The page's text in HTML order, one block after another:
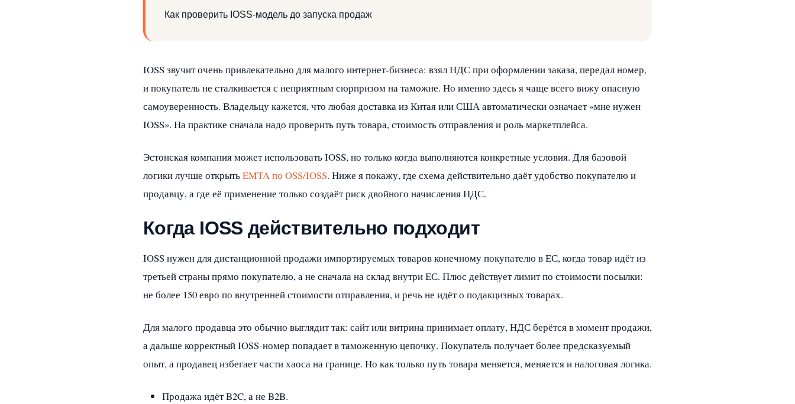
Как проверить IOSS-модель до запуска продаж
IOSS звучит очень привлекательно для малого интернет-бизнеса: взял НДС при оформлении заказа, передал номер,
и покупатель не сталкивается с неприятным сюрпризом на таможне. Но именно здесь я чаще всего вижу опасную
самоуверенность. Владельцу кажется, что любая доставка из Китая или США автоматически означает «мне нужен
IOSS». На практике сначала надо проверить путь товара, стоимость отправления и роль маркетплейса.
Эстонская компания может использовать IOSS, но только когда выполняются конкретные условия. Для базовой
логики лучше открытьEMTA по OSS/IOSS. Ниже я покажу, где схема действительно даёт удобство покупателю и
продавцу, а где её применение только создаёт риск двойного начисления НДС.
Когда IOSS действительно подходит
IOSS нужен для дистанционной продажи импортируемых товаров конечному покупателю в ЕС, когда товар идёт из
третьей страны прямо покупателю, а не сначала на склад внутри ЕС. Плюс действует лимит по стоимости посылки:
не более 150 евро по внутренней стоимости отправления, и речь не идёт о подакцизных товарах.
Для малого продавца это обычно выглядит так: сайт или витрина принимает оплату, НДС берётся в момент продажи,
а дальше корректный IOSS-номер попадает в таможенную цепочку. Покупатель получает более предсказуемый
опыт, а продавец избегает части хаоса на границе. Но как только путь товара меняется, меняется и налоговая логика.
Продажа идёт B2C, а не B2B.